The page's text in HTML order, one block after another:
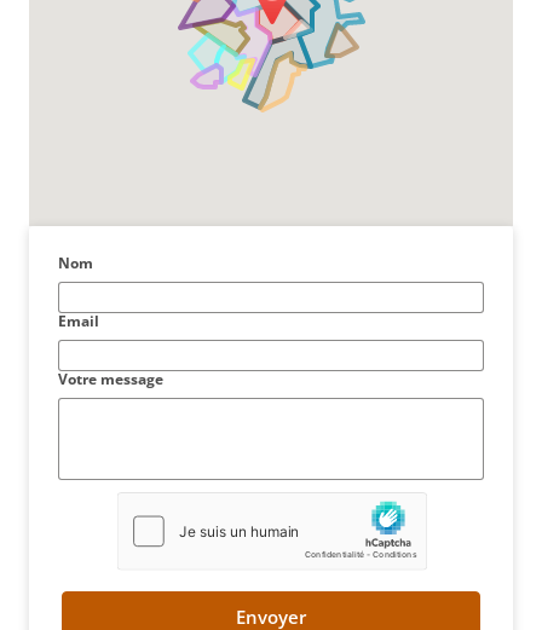
Nom
Email
Votre message
Envoyer